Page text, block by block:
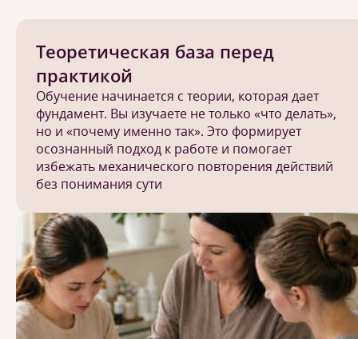
Теоретическая база перед
практикой
Обучение начинается с теории, которая дает
фундамент. Вы изучаете не только «что делать»,
но и «почему именно так». Это формирует
осознанный подход к работе и помогает
избежать механического повторения действий
без понимания сути